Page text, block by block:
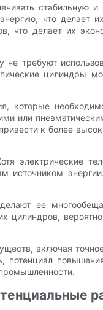
стабильную
энергию, что
что делает их
требуют
цилиндры
которые
или
к более
электрические
источником
делают ее
цилиндров,
включая